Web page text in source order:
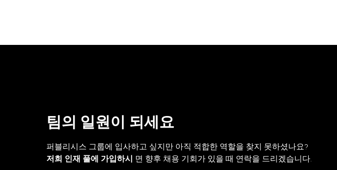
팀의 일원이 되세요
퍼블리시스 그룹에 입사하고 싶지만 아직 적합한 역할을 찾지 못하셨나요?
저희 인재 풀에 가입하시
면 향후 채용 기회가 있을 때 연락을 드리겠습니다.